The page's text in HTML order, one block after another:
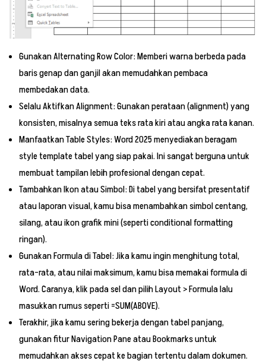
Gunakan Alternating Row Color: Memberi warna berbeda pada
baris genap dan ganjil akan memudahkan pembaca
membedakan data.
Selalu Aktifkan Alignment: Gunakan perataan (alignment) yang
konsisten, misalnya semua teks rata kiri atau angka rata kanan.
Manfaatkan Table Styles: Word 2025 menyediakan beragam
style template tabel yang siap pakai. Ini sangat berguna untuk
membuat tampilan lebih profesional dengan cepat.
Tambahkan Ikon atau Simbol: Di tabel yang bersifat presentatif
atau laporan visual, kamu bisa menambahkan simbol centang,
silang, atau ikon grafik mini (seperti conditional formatting
ringan).
Gunakan Formula di Tabel: Jika kamu ingin menghitung total,
rata-rata, atau nilai maksimum, kamu bisa memakai formula di
Word. Caranya, klik pada sel dan pilih Layout > Formula lalu
masukkan rumus seperti =SUM(ABOVE).
Terakhir, jika kamu sering bekerja dengan tabel panjang,
gunakan fitur Navigation Pane atau Bookmarks untuk
memudahkan akses cepat ke bagian tertentu dalam dokumen.